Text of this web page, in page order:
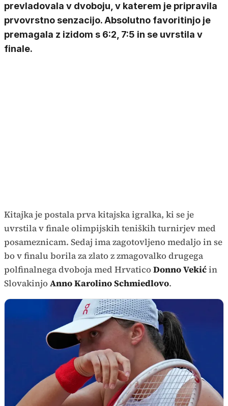
prevladovala v dvoboju, v katerem je pripravila
prvovrstno senzacijo. Absolutno favoritinjo je
premagala z izidom s 6:2, 7:5 in se uvrstila v
finale.
Kitajka je postala prva kitajska igralka, ki se je
uvrstila v finale olimpijskih teniških turnirjev med
posameznicam. Sedaj ima zagotovljeno medaljo in se
bo v finalu borila za zlato z zmagovalko drugega
polfinalnega dvoboja med HrvaticoDonno Vekićin
SlovakinjoAnno Karolino Schmiedlovo.